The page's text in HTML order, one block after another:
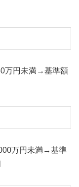
万円未満→基準額
万円未満→基準